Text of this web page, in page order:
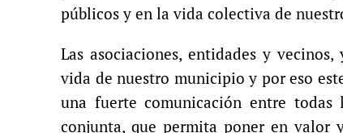
públicos y en la vida colectiva de
Las asociaciones, entidades y
vida de nuestro municipio y por eso
una fuerte comunicación entre
conjunta, que permita poner en valor